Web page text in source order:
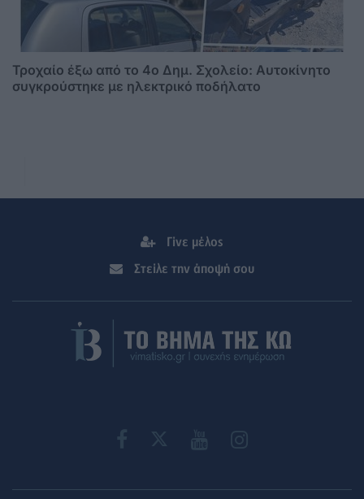
Τροχαίο έξω από το 4ο Δημ. Σχολείο: Αυτοκίνητο
συγκρούστηκε με ηλεκτρικό ποδήλατο
Γίνε μέλος
Στείλε την άποψή σου